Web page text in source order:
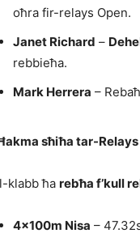
oħra fir-relays Open.
Janet Richard –
rebbieħa.
Mark Herrera – Rebaħ
sħiħa tar-
klabb ħa rebħa f’kull
4×100m Nisa –